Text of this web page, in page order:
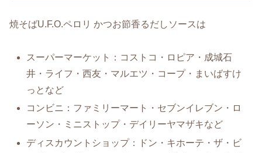
焼そばU.F.O.ペロリ かつお節香るだしソースは
スーパーマーケット：コストコ・ロピア・成城石
井・ライフ・西友・マルエツ・コープ・まいばすけ
っとなど
コンビニ：ファミリーマート・セブンイレブン・ロ
ーソン・ミニストップ・デイリーヤマザキなど
ディスカウントショップ：ドン・キホーテ・ザ・ビ